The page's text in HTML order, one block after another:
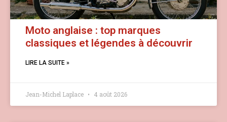
Moto anglaise : top marques
classiques et légendes à découvrir
LIRE LA SUITE »
Jean-Michel Laplace 4 août 2026